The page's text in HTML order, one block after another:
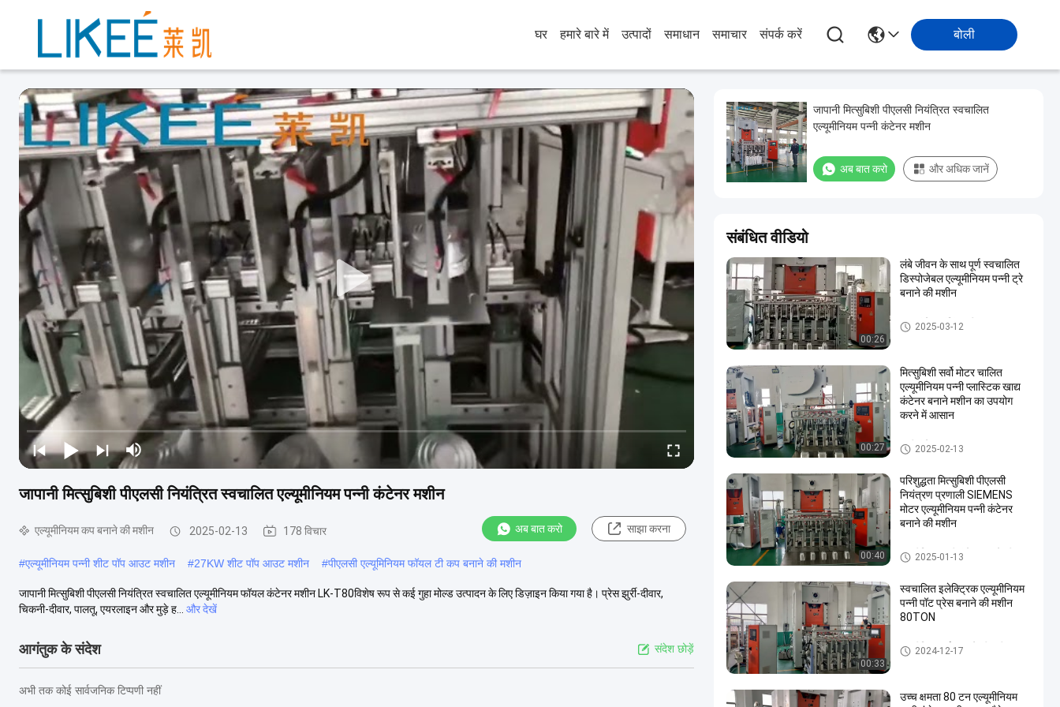
घर हमारे बारे में उत्पादों समाधान समाचार संपर्क करें बोली
जापानी मित्सुबिशी पीएलसी नियंत्रित स्वचालित एल्यूमीनियम पन्नी कंटेनर मशीन
एल्यूमीनियम कप बनाने की मशीन 2025-02-13 178 विचार अब बात करो साझा करना
#एल्यूमीनियम पन्नी शीट पॉप आउट मशीन #27KW शीट पॉप आउट मशीन #पीएलसी एल्यूमिनियम फॉयल टी कप बनाने की मशीन
जापानी मित्सुबिशी पीएलसी नियंत्रित स्वचालित एल्यूमीनियम फॉयल कंटेनर मशीन LK-T80विशेष रूप से कई गुहा मोल्ड उत्पादन के लिए डिज़ाइन किया गया है। प्रेस झुर्री-दीवार,
चिकनी-दीवार, पालतू, एयरलाइन और मुड़े ह...
और देखें
आगंतुक के संदेश संदेश छोड़ें
अभी तक कोई सार्वजनिक टिप्पणी नहीं
जापानी मित्सुबिशी पीएलसी नियंत्रित स्वचालित
एल्यूमीनियम पन्नी कंटेनर मशीन
अब बात करो और अधिक जानें
संबंधित वीडियो
00:26
लंबे जीवन के साथ पूर्ण स्वचालित
डिस्पोजेबल एल्यूमीनियम पन्नी ट्रे
बनाने की मशीन
खाद्य कंटेनर पंचिंग मशीन
2025-03-12
00:27
मित्सुबिशी सर्वो मोटर चालित
एल्यूमीनियम पन्नी प्लास्टिक खाद्य
कंटेनर बनाने मशीन का उपयोग
करने में आसान
पन्नी कंटेनर उत्पादन लाइन
2025-02-13
00:40
परिशुद्धता मित्सुबिशी पीएलसी
नियंत्रण प्रणाली SIEMENS
मोटर एल्यूमीनियम पन्नी कंटेनर
बनाने की मशीन
एल्यूमीनियम पन्नी कंटेनर बनाने की म
शीन
2025-01-13
00:33
स्वचालित इलेक्ट्रिक एल्यूमीनियम
पन्नी पॉट प्रेस बनाने की मशीन
80TON
एल्यूमीनियम बर्तन बनाने की मशीन
2024-12-17
उच्च क्षमता 80 टन एल्यूमीनियम